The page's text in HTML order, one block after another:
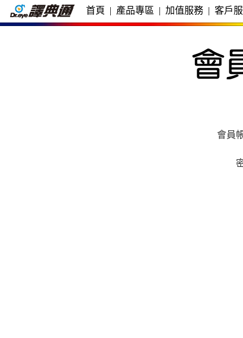
首頁 | 產品專區 | 加值服務 | 客戶
會員